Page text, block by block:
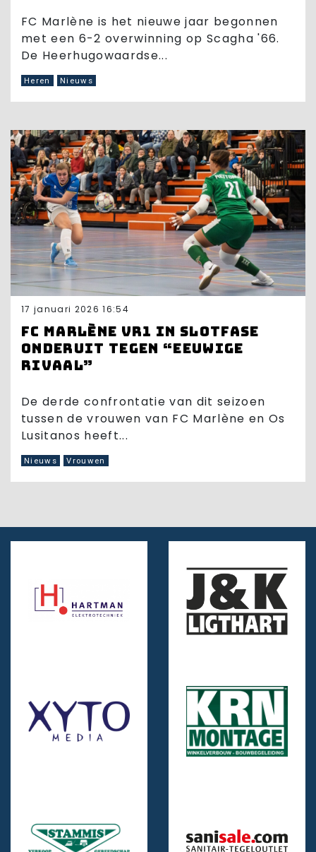
FC Marlène is het nieuwe jaar begonnen
met een 6-2 overwinning op Scagha '66.
De Heerhugowaardse...
Heren Nieuws
17 januari 2026 16:54
FC Marlène VR1 in slotfase
onderuit tegen “eeuwige
rivaal”
De derde confrontatie van dit seizoen
tussen de vrouwen van FC Marlène en Os
Lusitanos heeft...
Nieuws Vrouwen